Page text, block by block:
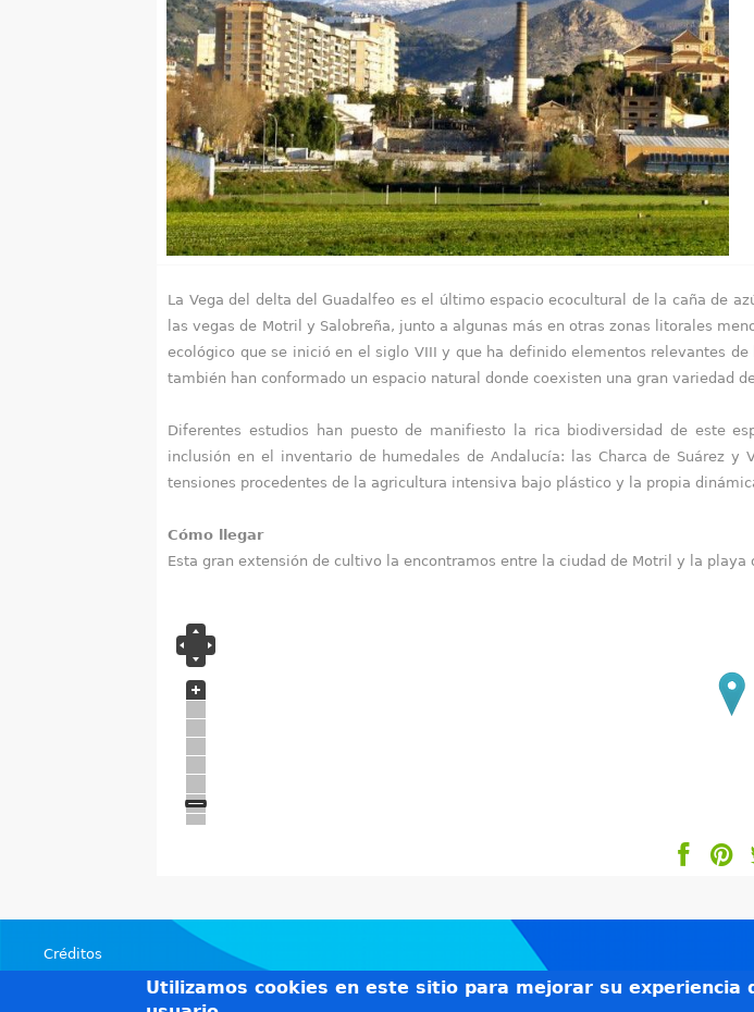
c
u
e
n
t
r
u
s
e
d
a
q
La Vega del delta del Guadalfeo es el último espacio ecocultural de la caña de
las vegas de Motril y Salobreña, junto a algunas más en otras zonas litorales
ecológico que se inició en el siglo VIII y que ha definido elementos relevantes
también han conformado un espacio natural donde coexisten una gran variedad
Diferentes estudios han puesto de manifiesto la rica biodiversidad de este
inclusión en el inventario de humedales de Andalucía: las Charca de Suárez
tensiones procedentes de la agricultura intensiva bajo plástico y la propia
Cómo llegar
Esta gran extensión de cultivo la encontramos entre la ciudad de Motril y la
Créditos
Teléfonos de interés
Política de privacidad
Utilizamos cookies en este sitio para mejorar su experiencia